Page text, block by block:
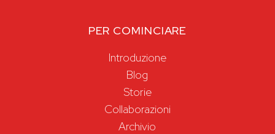
PER COMINCIARE
Introduzione
Blog
Storie
Collaborazioni
Archivio